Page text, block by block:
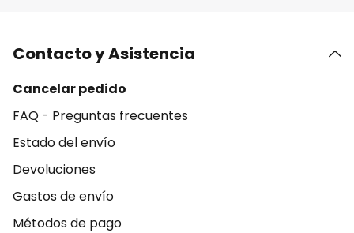
Contacto y Asistencia
Cancelar pedido
FAQ - Preguntas frecuentes
Estado del envío
Devoluciones
Gastos de envío
Métodos de pago